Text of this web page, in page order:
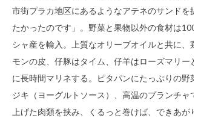
市街プラカ地区にあるようなアテネのサンドを提供し
たかったのです」。野菜と果物以外の食材は100%ギリ
シャ産を輸入。上質なオリーブオイルと共に、鶏はレ
モンの皮、仔豚はタイム、仔羊はローズマリーと一緒
に長時間マリネする。ピタパンにたっぷりの野菜とタ
ジキ（ヨーグルトソース）、高温のプランチャで焼き
上げた肉類を挟み、くるっと巻けば、できあがり。